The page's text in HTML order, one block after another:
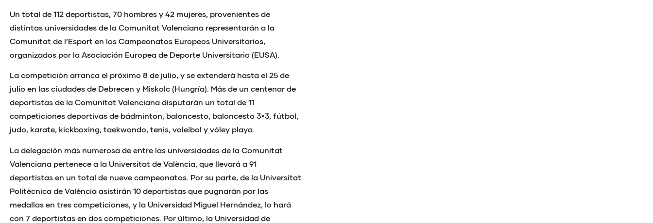
Un total de 112 deportistas, 70 hombres y 42 mujeres, provenientes de
distintas universidades de la Comunitat Valenciana representarán a la
Comunitat de l’Esport en los Campeonatos Europeos Universitarios,
organizados por la Asociación Europea de Deporte Universitario (EUSA).
La competición arranca el próximo 8 de julio, y se extenderá hasta el 25 de
julio en las ciudades de Debrecen y Miskolc (Hungría). Más de un centenar de
deportistas de la Comunitat Valenciana disputarán un total de 11
competiciones deportivas de bádminton, baloncesto, baloncesto 3×3, fútbol,
judo, karate, kickboxing, taekwondo, tenis, voleibol y vóley playa.
La delegación más numerosa de entre las universidades de la Comunitat
Valenciana pertenece a la Universitat de València, que llevará a 91
deportistas en un total de nueve campeonatos. Por su parte, de la Universitat
Politècnica de València asistirán 10 deportistas que pugnarán por las
medallas en tres competiciones, y la Universidad Miguel Hernández, lo hará
con 7 deportistas en dos competiciones. Por último, la Universidad de